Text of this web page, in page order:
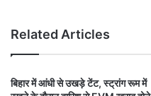
Related Articles
बिहार में आंधी से उखड़े टेंट, स्ट्रांग रूम में